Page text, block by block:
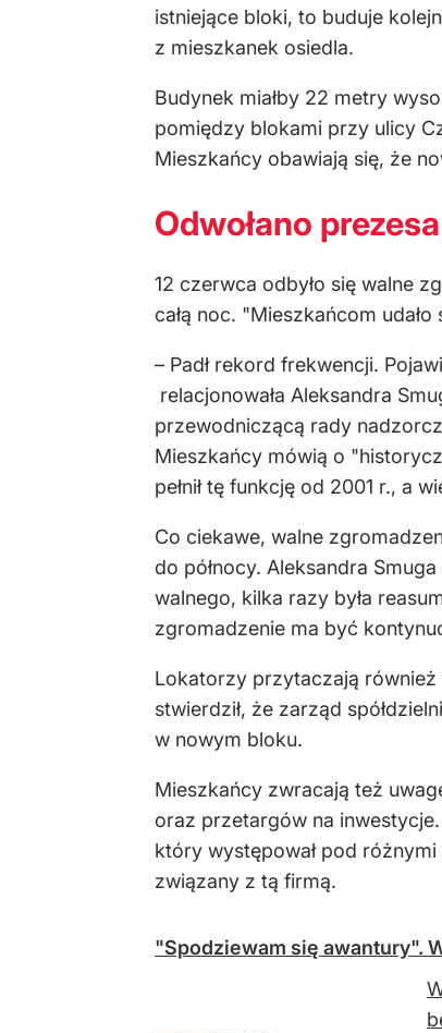
istniejące bloki, to buduje
z mieszkanek osiedla.
Budynek miałby 22 metry
pomiędzy blokami przy ulicy
Mieszkańcy obawiają się, że
Odwołano
12 czerwca odbyło się walne
całą noc. "Mieszkańcom
– Padł rekord frekwencji.
relacjonowała Aleksandra
przewodniczącą rady
Mieszkańcy mówią o
pełnił tę funkcję od 2001 r., a
Co ciekawe, walne
do północy. Aleksandra
walnego, kilka razy była
zgromadzenie ma być
Lokatorzy przytaczają
stwierdził, że zarząd
w nowym bloku.
Mieszkańcy zwracają też
oraz przetargów na
który występował pod
związany z tą firmą.
"Spodziewam się awantury".